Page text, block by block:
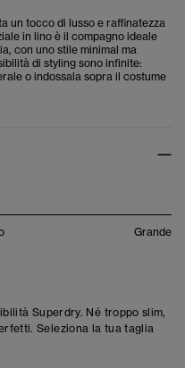
un tocco di lusso e raffinatezza
in lino è il compagno ideale
con uno stile minimal ma
di styling sono infinite:
o indossala sopra il costume
Grande
Superdry. Né troppo slim,
Seleziona la tua taglia